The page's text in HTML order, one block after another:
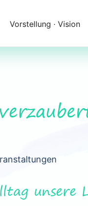
überspringen
Vorstellung ∙ Vision
unsere